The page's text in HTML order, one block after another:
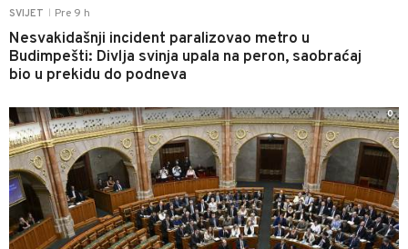
SVIJET Pre 9 h
Nesvakidašnji incident paralizovao metro u
Budimpešti: Divlja svinja upala na peron, saobraćaj
bio u prekidu do podneva
0